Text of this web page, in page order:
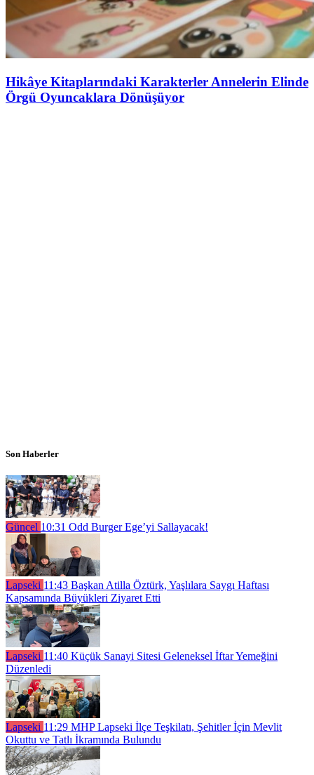
Hikâye Kitaplarındaki Karakterler Annelerin Elinde
Örgü Oyuncaklara Dönüşüyor
Son Haberler
Güncel 10:31 Odd Burger Ege’yi Sallayacak!
Lapseki 11:43 Başkan Atilla Öztürk, Yaşlılara Saygı Haftası
Kapsamında Büyükleri Ziyaret Etti
Lapseki 11:40 Küçük Sanayi Sitesi Geleneksel İftar Yemeğini
Düzenledi
Lapseki 11:29 MHP Lapseki İlçe Teşkilatı, Şehitler İçin Mevlit
Okuttu ve Tatlı İkramında Bulundu